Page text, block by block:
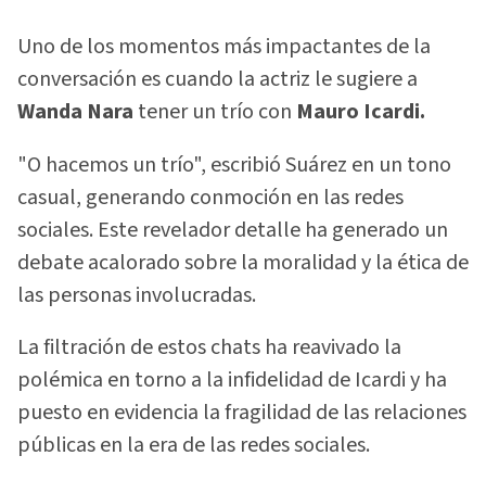
Uno de los momentos más impactantes de la
conversación es cuando la actriz le sugiere a
Wanda Nara tener un trío con Mauro Icardi.
"O hacemos un trío", escribió Suárez en un tono
casual, generando conmoción en las redes
sociales. Este revelador detalle ha generado un
debate acalorado sobre la moralidad y la ética de
las personas involucradas.
La filtración de estos chats ha reavivado la
polémica en torno a la infidelidad de Icardi y ha
puesto en evidencia la fragilidad de las relaciones
públicas en la era de las redes sociales.